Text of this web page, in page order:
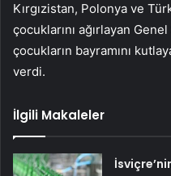
Kırgızistan, Polonya ve
çocuklarını ağırlayan
çocukların bayramını
verdi.
İlgili Makaleler